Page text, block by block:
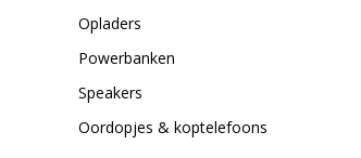
Opladers
Powerbanken
Speakers
Oordopjes & koptelefoons